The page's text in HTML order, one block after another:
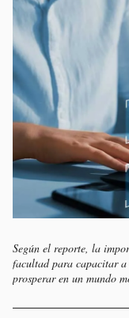
Según el reporte, la
facultad para capacitar a
prosperar en un mundo